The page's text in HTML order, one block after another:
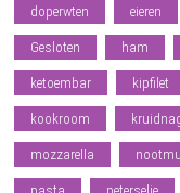
doperwten eieren
Gesloten ham
ketoembar kipfilet
kookroom
mozzarella